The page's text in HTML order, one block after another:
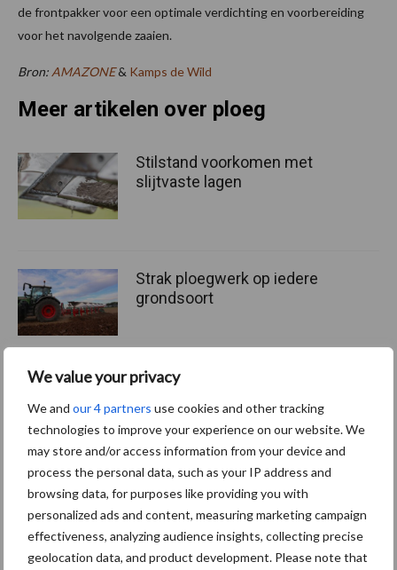
We value your privacy
We and our 4 partners use cookies and other tracking
technologies to improve your experience on our website. We
may store and/or access information from your device and
process the personal data, such as your IP address and
browsing data, for purposes like providing you with
personalized ads and content, measuring marketing campaign
effectiveness, analyzing audience insights, collecting precise
geolocation data, and product development. Please note that
de frontpakker voor een optimale verdichting en voorbereiding
voor het navolgende zaaien.
Bron: AMAZONE& Kamps de Wild
Meer artikelen over ploeg
Stilstand voorkomen met
slijtvaste lagen
Strak ploegwerk op iedere
grondsoort
nieuwe machines als kroon
op 20-jarig bestaan
Meer lezen over: